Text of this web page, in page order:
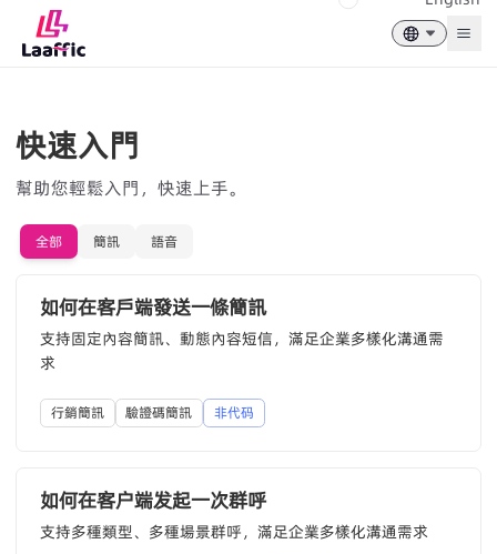
快速入門
幫助您輕鬆入門，快速上手。
全部 簡訊 語音
如何在客戶端發送一條簡訊
支持固定內容簡訊、動態內容短信，滿足企業多樣化溝通需
求
行銷簡訊 驗證碼簡訊 非代码
如何在客户端发起一次群呼
支持多種類型、多種場景群呼，滿足企業多樣化溝通需求